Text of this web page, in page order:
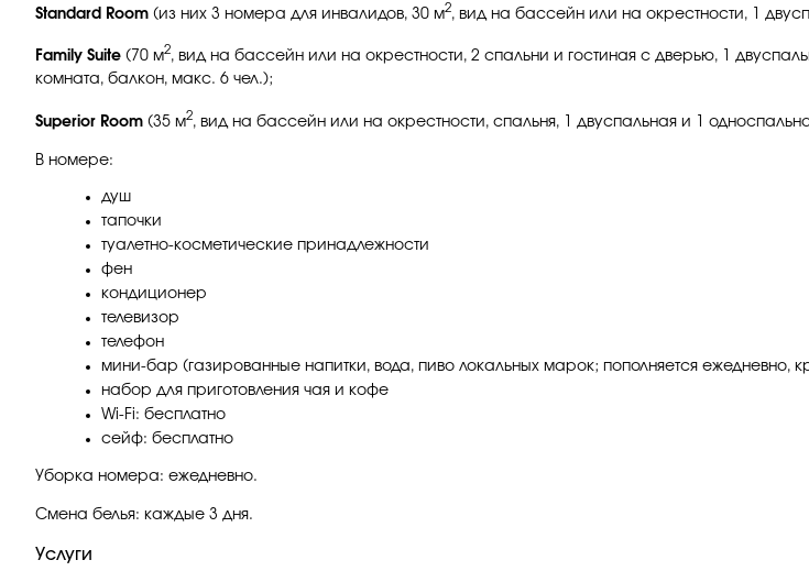
Standard Room (из них 3 номера для инвалидов, 30 м2, вид на бассейн или на окрестности, 1
Family Suite (70 м2, вид на бассейн или на окрестности, 2 спальни и гостиная с дверью, 1
комната, балкон, макс. 6 чел.);
Superior Room (35 м2, вид на бассейн или на окрестности, спальня, 1 двуспальная и 1
В номере:
душ
тапочки
туалетно-косметические принадлежности
фен
кондиционер
телевизор
телефон
мини-бар (газированные напитки, вода, пиво локальных марок; пополняется ежедневно,
набор для приготовления чая и кофе
Wi-Fi: бесплатно
сейф: бесплатно
Уборка номера: ежедневно.
Смена белья: каждые 3 дня.
Услуги